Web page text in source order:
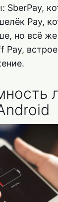
SberPay,
Pay,
но всё же
Pay,